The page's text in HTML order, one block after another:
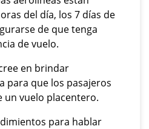
del día, los 7 días de
de que tenga
de vuelo.
en brindar
para que los pasajeros
vuelo placentero.
para hablar